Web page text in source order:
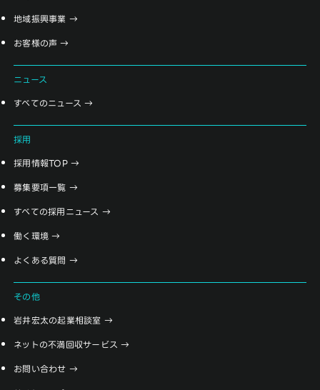
地域振興事業
お客様の声
ニュース
すべてのニュース
採用
採用情報TOP
募集要項一覧
すべての採用ニュース
働く環境
よくある質問
その他
岩井宏太の起業相談室
ネットの不満回収サービス
お問い合わせ